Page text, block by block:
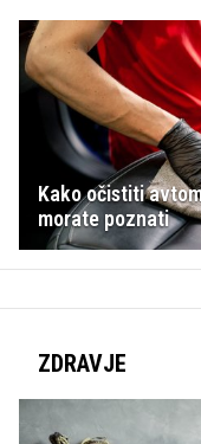
Kako očistiti
morate poznati
ZDRAVJE